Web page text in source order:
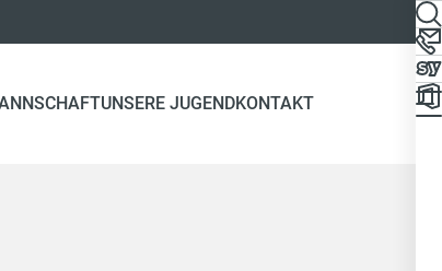
UNSERE JUGENDKONTAKT